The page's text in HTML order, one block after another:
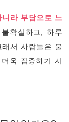
라 부담으로 느
확실하고, 하루
서 사람들은 불
욱 집중하기 시